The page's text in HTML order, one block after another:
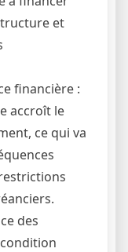
et
financière :
accroît le
ce qui va
des